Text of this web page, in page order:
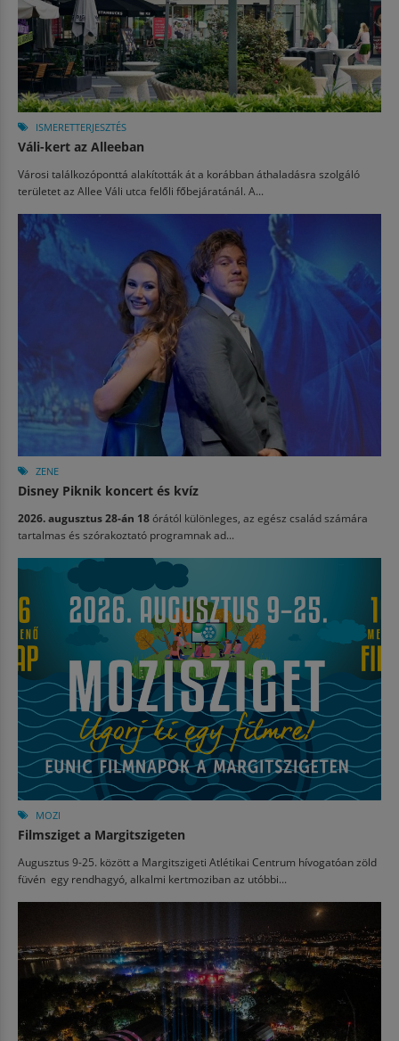
ISMERETTERJESZTÉS
Váli-kert az Alleeban
Városi találkozóponttá alakították át a korábban áthaladásra szolgáló
területet az Allee Váli utca felőli főbejáratánál. A...
ZENE
Disney Piknik koncert és kvíz
2026. augusztus 28-án 18órától különleges, az egész család számára
tartalmas és szórakoztató programnak ad...
MOZI
Filmsziget a Margitszigeten
Augusztus 9-25. között a Margitszigeti Atlétikai Centrum hívogatóan zöld
füvén egy rendhagyó, alkalmi kertmoziban az utóbbi...